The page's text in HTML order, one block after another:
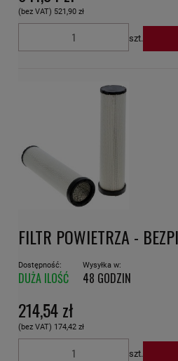
(bez VAT) 521,90 zł
szt.
FILTR POWIETRZA -
Dostępność:
DUŻA ILOŚĆ
Wysyłka w:
48 GODZIN
214,54 zł
(bez VAT) 174,42 zł
szt.